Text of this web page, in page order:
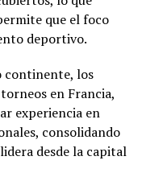
que el foco
deportivo.
continente, los
en Francia,
experiencia en
consolidando
desde la capital